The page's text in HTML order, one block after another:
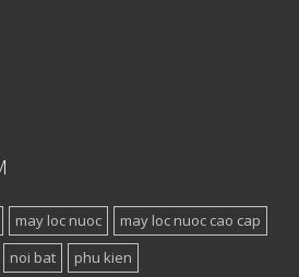
may loc nuoc
may loc nuoc cao cap
noi bat phu kien